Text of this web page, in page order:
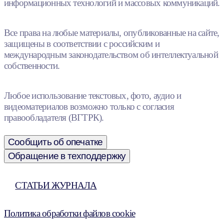
информационных технологий и массовых коммуникаций.
Все права на любые материалы, опубликованные на сайте,
защищены в соответствии с российским и
международным законодательством об интеллектуальной
собственности.
Любое использование текстовых, фото, аудио и
видеоматериалов возможно только с согласия
правообладателя (ВГТРК).
Сообщить об опечатке
Обращение в техподдержку
СТАТЬИ ЖУРНАЛА
Политика обработки файлов cookie